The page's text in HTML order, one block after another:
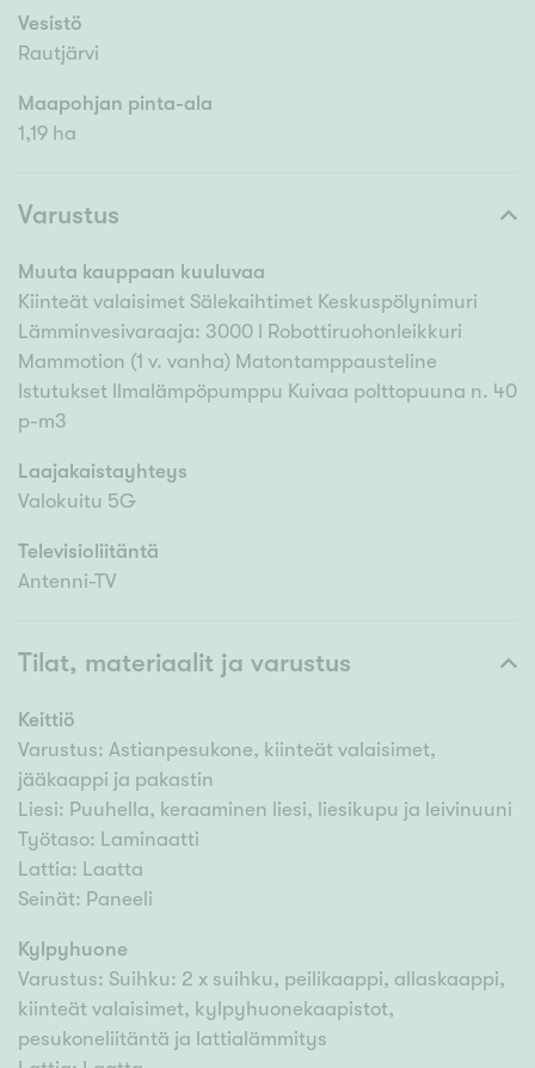
Vesistö
Rautjärvi
Maapohjan pinta-ala
1,19 ha
Varustus
Muuta kauppaan kuuluvaa
Kiinteät valaisimet Sälekaihtimet Keskuspölynimuri
Lämminvesivaraaja: 3000 l Robottiruohonleikkuri
Mammotion (1 v. vanha) Matontamppausteline
Istutukset llmalämpöpumppu Kuivaa polttopuuna n. 40
p-m3
Laajakaistayhteys
Valokuitu 5G
Televisioliitäntä
Antenni-TV
Tilat, materiaalit ja varustus
Keittiö
Varustus: Astianpesukone, kiinteät valaisimet,
jääkaappi ja pakastin
Liesi: Puuhella, keraaminen liesi, liesikupu ja leivinuuni
Työtaso: Laminaatti
Lattia: Laatta
Seinät: Paneeli
Kylpyhuone
Varustus: Suihku: 2 x suihku, peilikaappi, allaskaappi,
kiinteät valaisimet, kylpyhuonekaapistot,
pesukoneliitäntä ja lattialämmitys